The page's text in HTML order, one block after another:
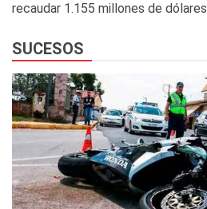
recaudar 1.155 millones de dólares
SUCESOS